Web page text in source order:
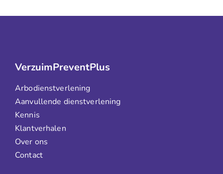
VerzuimPreventPlus
Arbodienstverlening
Aanvullende dienstverlening
Kennis
Klantverhalen
Over ons
Contact